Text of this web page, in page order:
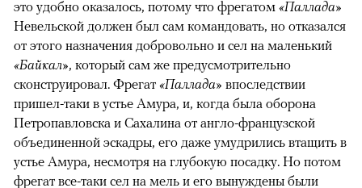
это удобно оказалось, потому что фрегатом «Паллада»
Невельской должен был сам командовать, но отказался
от этого назначения добровольно и сел на маленький
«Байкал», который сам же предусмотрительно
сконструировал. Фрегат «Паллада» впоследствии
пришел-таки в устье Амура, и, когда была оборона
Петропавловска и Сахалина от англо-французской
объединенной эскадры, его даже умудрились втащить в
устье Амура, несмотря на глубокую посадку. Но потом
фрегат все-таки сел на мель и его вынуждены были